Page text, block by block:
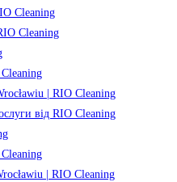
Cleaning
Cleaning
| RIO Cleaning
від RIO Cleaning
| RIO Cleaning